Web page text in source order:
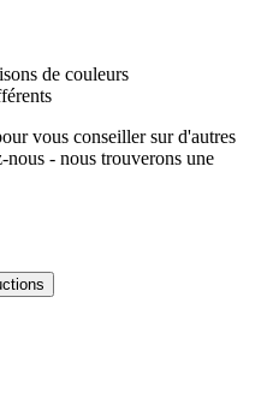
de couleurs
vous conseiller sur d'autres
nous - nous trouverons une